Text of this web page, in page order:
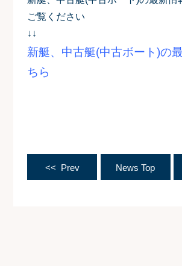
ご覧ください
↓↓
新艇、中古艇(中古ボート)の
ちら
<< Prev News Top